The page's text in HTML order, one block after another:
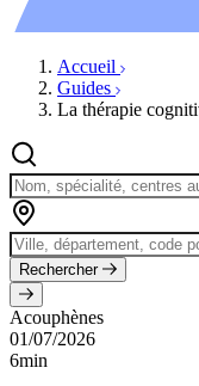
Accueil
Guides
La thérapie
Rechercher
Acouphènes
01/07/2026
6min